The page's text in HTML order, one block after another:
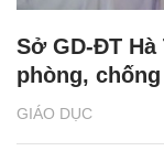
GIÁO DỤC
Sở GD-ĐT
phòng,